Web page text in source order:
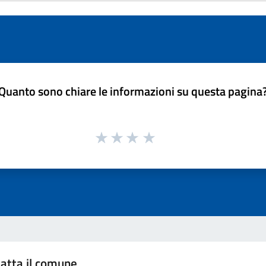
sono chiare le informazioni su questa